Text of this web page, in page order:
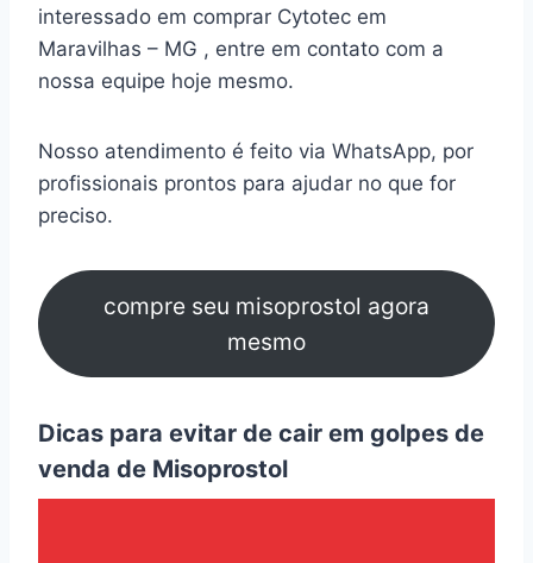
interessado em comprar Cytotec em
Maravilhas – MG , entre em contato com a
nossa equipe hoje mesmo.
Nosso atendimento é feito via WhatsApp, por
profissionais prontos para ajudar no que for
preciso.
compre seu misoprostol agora
mesmo
Dicas para evitar de cair em golpes de
venda de Misoprostol